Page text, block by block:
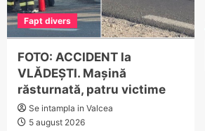
Fapt divers
FOTO: ACCIDENT la
VLĂDEȘTI. Mașină
răsturnată, patru victime
Se intampla in Valcea
5 august 2026